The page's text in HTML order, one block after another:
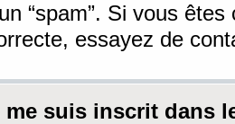
“spam”. Si vous
essayez de
me suis inscrit dans